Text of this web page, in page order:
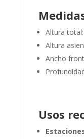
Altura
Altura
Ancho
Usos